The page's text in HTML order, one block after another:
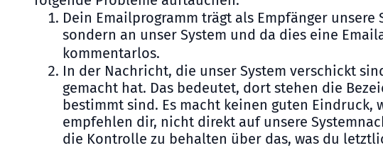
Dein Emailprogramm trägt als Empfänger
sondern an unser System und da dies eine
kommentarlos.
In der Nachricht, die unser System verschickt
gemacht hat. Das bedeutet, dort stehen die
bestimmt sind. Es macht keinen guten
empfehlen dir, nicht direkt auf unsere
die Kontrolle zu behalten über das, was du